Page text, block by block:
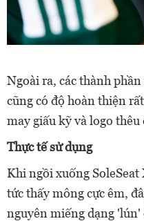
Ngoài ra, các thành
cũng có độ hoàn thiện
may giấu kỹ và logo thêu
Thực tế sử dụng
Khi ngồi xuống
tức thấy mông cực êm,
nguyên miếng dạng